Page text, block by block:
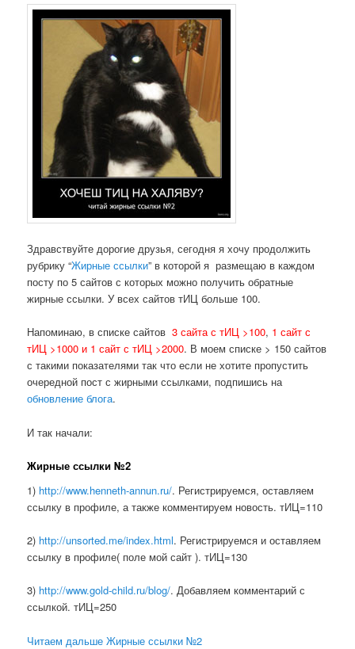
Здравствуйте дорогие друзья, сегодня я хочу продолжить
рубрику “Жирные ссылки” в которой я размещаю в каждом
посту по 5 сайтов с которых можно получить обратные
жирные ссылки. У всех сайтов тИЦ больше 100.
Напоминаю, в списке сайтов3 сайта с тИЦ >100, 1 сайт с
тИЦ >1000 и 1 сайт с тИЦ >2000. В моем списке > 150 сайтов
с такими показателями так что если не хотите пропустить
очередной пост с жирными ссылками, подпишись на
обновление блога.
И так начали:
Жирные ссылки №2
1) http://www.henneth-annun.ru/. Регистрируемся, оставляем
ссылку в профиле, а также комментируем новость. тИЦ=110
2) http://unsorted.me/index.html. Регистрируемся и оставляем
ссылку в профиле( поле мой сайт ). тИЦ=130
3) http://www.gold-child.ru/blog/. Добавляем комментарий с
ссылкой. тИЦ=250
Читаем дальше Жирные ссылки №2